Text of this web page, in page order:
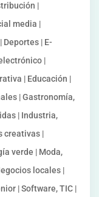
|
media |
| E-
|
| Educación |
| Gastronomía,
| Industria,
creativas |
verde | Moda,
locales |
| Software, TIC |